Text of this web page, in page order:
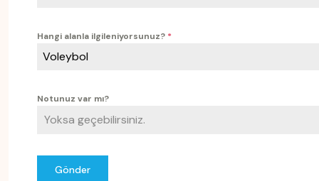
Hangi alanla ilgileniyorsunuz? *
Voleybol
Notunuz var mı?
Gönder